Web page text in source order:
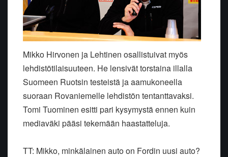
Mikko Hirvonen ja Lehtinen osallistuivat myös
lehdistötilaisuuteen. He lensivät torstaina illalla
Suomeen Ruotsin testeistä ja aamukoneella
suoraan Rovaniemelle lehdistön tentanttavaksi.
Tomi Tuominen esitti pari kysymystä ennen kuin
mediaväki pääsi tekemään haastatteluja.
TT: Mikko, minkälainen auto on Fordin uusi auto?